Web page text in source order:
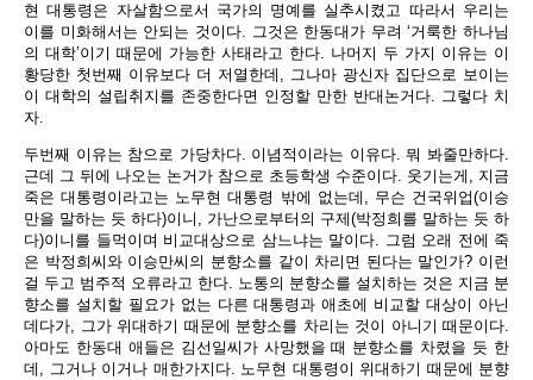
현 대통령은 자살함으로서 국가의 명예를 실추시켰고 따라서 우리는
이를 미화해서는 안되는 것이다. 그것은 한동대가 무려 ‘거룩한 하나님
의 대학’이기 때문에 가능한 사태라고 한다. 나머지 두 가지 이유는 이
황당한 첫번째 이유보다 더 저열한데, 그나마 광신자 집단으로 보이는
이 대학의 설립취지를 존중한다면 인정할 만한 반대논거다. 그렇다 치
자.
두번째 이유는 참으로 가당차다. 이념적이라는 이유다. 뭐 봐줄만하다.
근데 그 뒤에 나오는 논거가 참으로 초등학생 수준이다. 웃기는게, 지금
죽은 대통령이라고는 노무현 대통령 밖에 없는데, 무슨 건국위업(이승
만을 말하는 듯 하다)이니, 가난으로부터의 구제(박정희를 말하는 듯 하
다)이니를 들먹이며 비교대상으로 삼느냐는 말이다. 그럼 오래 전에 죽
은 박정희씨와 이승만씨의 분향소를 같이 차리면 된다는 말인가? 이런
걸 두고 범주적 오류라고 한다. 노통의 분향소를 설치하는 것은 지금 분
향소를 설치할 필요가 없는 다른 대통령과 애초에 비교할 대상이 아닌
데다가, 그가 위대하기 때문에 분향소를 차리는 것이 아니기 때문이다.
아마도 한동대 애들은 김선일씨가 사망했을 때 분향소를 차렸을 듯 한
데, 그거나 이거나 매한가지다. 노무현 대통령이 위대하기 때문에 분향